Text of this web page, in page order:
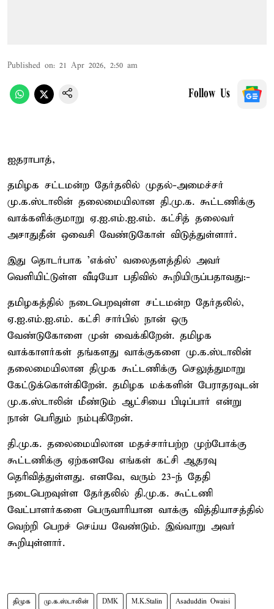
Published on: 21 Apr 2026, 2:50 am
Follow Us
ஐதராபாத்,
தமிழக சட்டமன்ற தேர்தலில் முதல்-அமைச்சர்
மு.க.ஸ்டாலின் தலைமையிலான தி.மு.க. கூட்டணிக்கு
வாக்களிக்குமாறு ஏ.ஐ.எம்.ஐ.எம். கட்சித் தலைவர்
அசாதுதீன் ஒவைசி வேண்டுகோள் விடுத்துள்ளார்.
இது தொடர்பாக 'எக்ஸ்' வலைதளத்தில் அவர்
வெளியிட்டுள்ள வீடியோ பதிவில் கூறியிருப்பதாவது:-
தமிழகத்தில் நடைபெறவுள்ள சட்டமன்ற தேர்தலில்,
ஏ.ஐ.எம்.ஐ.எம். கட்சி சார்பில் நான் ஒரு
வேண்டுகோளை முன் வைக்கிறேன். தமிழக
வாக்காளர்கள் தங்களது வாக்குகளை மு.க.ஸ்டாலின்
தலைமையிலான திமுக கூட்டணிக்கு செலுத்துமாறு
கேட்டுக்கொள்கிறேன். தமிழக மக்களின் பேராதரவுடன்
மு.க.ஸ்டாலின் மீண்டும் ஆட்சியை பிடிப்பார் என்று
நான் பெரிதும் நம்புகிறேன்.
தி.மு.க. தலைமையிலான மதச்சார்பற்ற முற்போக்கு
கூட்டணிக்கு ஏற்கனவே எங்கள் கட்சி ஆதரவு
தெரிவித்துள்ளது. எனவே, வரும் 23-ந் தேதி
நடைபெறவுள்ள தேர்தலில் தி.மு.க. கூட்டணி
வேட்பாளர்களை பெருவாரியான வாக்கு வித்தியாசத்தில்
வெற்றி பெறச் செய்ய வேண்டும். இவ்வாறு அவர்
கூறியுள்ளார்.
திமுக மு.க.ஸ்டாலின் DMK M.K.Stalin Asaduddin Owaisi